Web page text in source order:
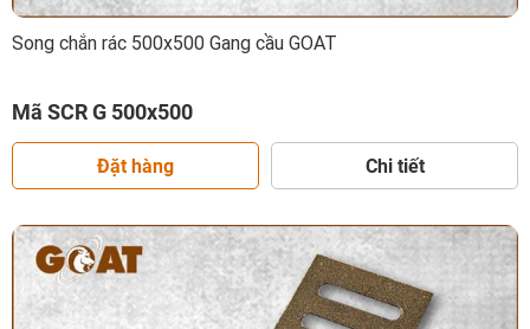
Song chắn rác 500x500 Gang cầu GOAT
Mã SCR G 500x500
Đặt hàng Chi tiết